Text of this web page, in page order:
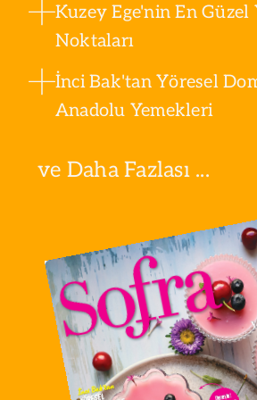
Kuzey Ege'nin En Güzel
Noktaları
İnci Bak'tan Yöresel
Anadolu Yemekleri
ve Daha Fazlası ...